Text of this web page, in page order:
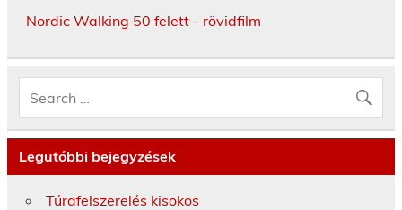
Nordic Walking 50 felett - rövidfilm
Legutóbbi bejegyzések
Túrafelszerelés kisokos